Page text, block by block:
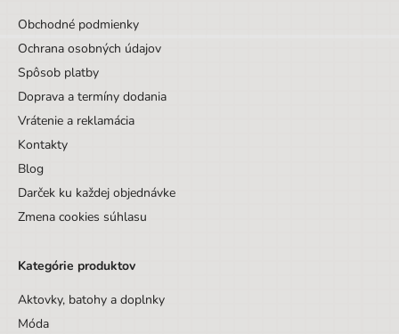
Obchodné podmienky
Ochrana osobných údajov
Spôsob platby
Doprava a termíny dodania
Vrátenie a reklamácia
Kontakty
Blog
Darček ku každej objednávke
Zmena cookies súhlasu
Kategórie produktov
Aktovky, batohy a doplnky
Móda